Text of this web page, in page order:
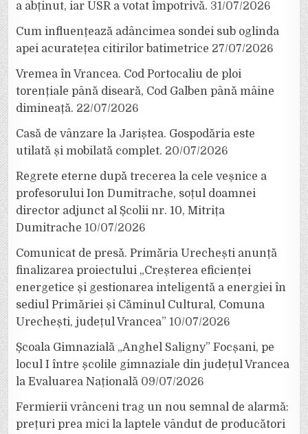
a abținut, iar USR a votat împotrivă. 31/07/2026
Cum influențează adâncimea sondei sub oglinda
apei acuratețea citirilor batimetrice 27/07/2026
Vremea în Vrancea. Cod Portocaliu de ploi
torențiale până diseară, Cod Galben până mâine
dimineață. 22/07/2026
Casă de vânzare la Jariștea. Gospodăria este
utilată și mobilată complet. 20/07/2026
Regrete eterne după trecerea la cele veșnice a
profesorului Ion Dumitrache, soțul doamnei
director adjunct al Școlii nr. 10, Mitrița
Dumitrache 10/07/2026
Comunicat de presă. Primăria Urechești anunță
finalizarea proiectului „Creșterea eficienței
energetice și gestionarea inteligentă a energiei în
sediul Primăriei și Căminul Cultural, Comuna
Urechești, județul Vrancea” 10/07/2026
Școala Gimnazială „Anghel Saligny” Focșani, pe
locul I între școlile gimnaziale din județul Vrancea
la Evaluarea Națională 09/07/2026
Fermierii vrânceni trag un nou semnal de alarmă:
prețuri prea mici la laptele vândut de producători